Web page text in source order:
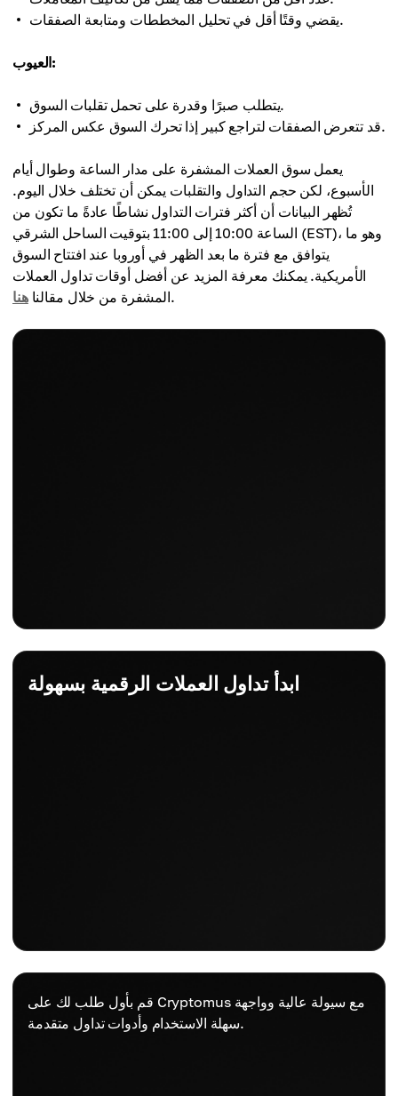
يقضي وقتًا أقل في تحليل المخططات ومتابعة الصفقات.
العيوب:
يتطلب صبرًا وقدرة على تحمل تقلبات السوق.
قد تتعرض الصفقات لتراجع كبير إذا تحرك السوق عكس المركز.
يعمل سوق العملات المشفرة على مدار الساعة وطوال أيام
الأسبوع، لكن حجم التداول والتقلبات يمكن أن تختلف خلال اليوم.
تُظهر البيانات أن أكثر فترات التداول نشاطًا عادةً ما تكون من
الساعة 10:00 إلى 11:00 بتوقيت الساحل الشرقي (EST)، وهو ما
يتوافق مع فترة ما بعد الظهر في أوروبا عند افتتاح السوق
الأمريكية. يمكنك معرفة المزيد عن أفضل أوقات تداول العملات
المشفرة من خلال مقالناهنا .
ابدأ تداول العملات الرقمية بسهولة
قم بأول طلب لك على Cryptomus مع سيولة عالية وواجهة
سهلة الاستخدام وأدوات تداول متقدمة.